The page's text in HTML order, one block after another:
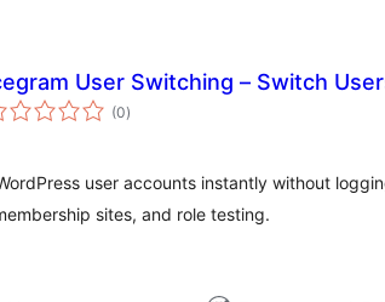
User Switching – Switch
(0общо
оценки
)
user accounts instantly without
sites, and role testing.